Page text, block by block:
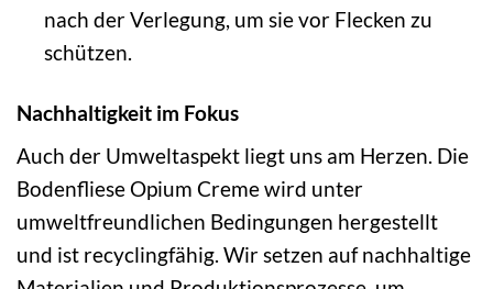
nach der Verlegung, um sie vor Flecken zu
schützen.
Nachhaltigkeit im Fokus
Auch der Umweltaspekt liegt uns am Herzen. Die
Bodenfliese Opium Creme wird unter
umweltfreundlichen Bedingungen hergestellt
und ist recyclingfähig. Wir setzen auf nachhaltige